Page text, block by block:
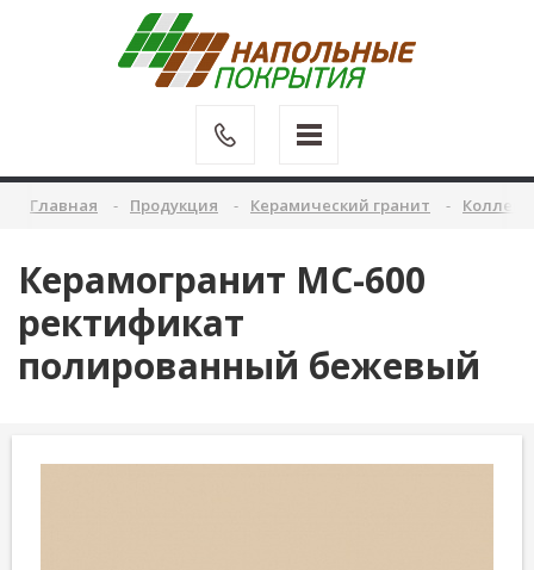
Главная Продукция Керамический гранит
Керамогранит MC-600
ректификат
полированный бежевый